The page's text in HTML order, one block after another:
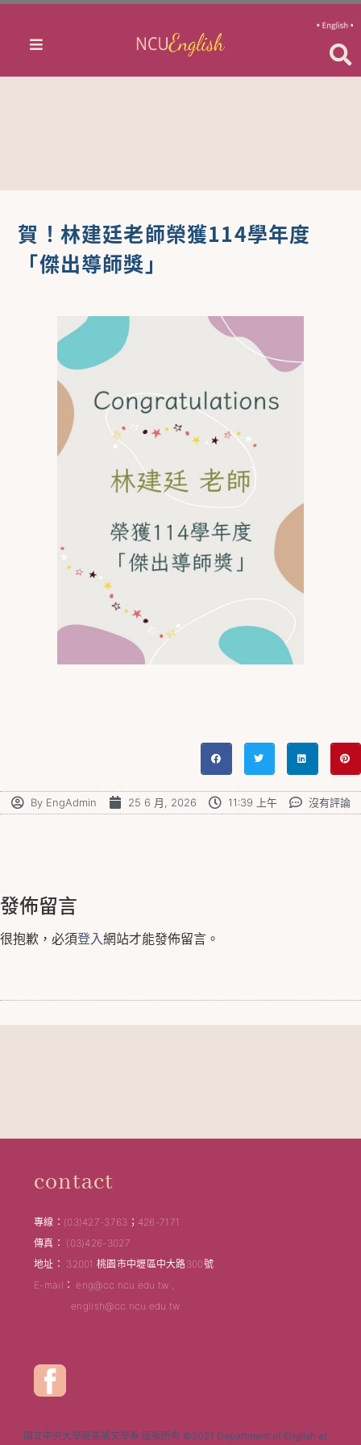
賀！林建廷老師榮獲114學年度
「傑出導師獎」
ByEngAdmin 25 6 月, 2026 11:39 上午 沒有評論
發佈留言
很抱歉，必須登入網站才能發佈留言。
contact
專線：(03)427-3763；426-7171
傳真： (03)426-3027
地址： 32001 桃園市中壢區中大路300號
E-mail： eng@cc.ncu.edu.tw ,
english@cc.ncu.edu.tw
國立中央大學英美語文學系 版權所有 ©2021 Department of English at